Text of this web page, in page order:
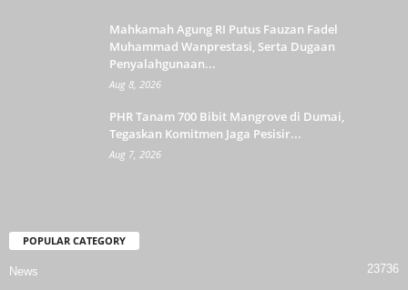
Mahkamah Agung RI Putus Fauzan Fadel
Muhammad Wanprestasi, Serta Dugaan
Penyalahgunaan...
Aug 8, 2026
PHR Tanam 700 Bibit Mangrove di Dumai,
Tegaskan Komitmen Jaga Pesisir...
Aug 7, 2026
POPULAR CATEGORY
News
23736